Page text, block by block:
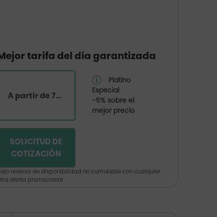
tarifa del día garantizada
A partir de 70€ por habitación
Platino
Especial
-5% sobre el
mejor precio
SOLICITUD DE
COTIZACIÓN
reserva de disponibilidad no cumulable con cualquier
oferta promocional